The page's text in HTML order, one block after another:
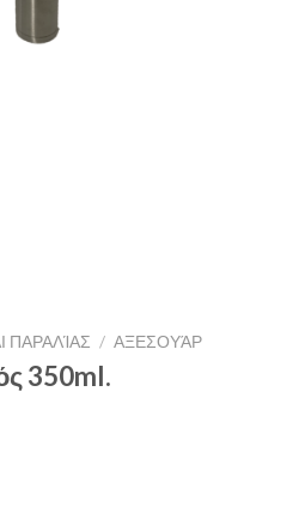
ΠΑΡΑΛΊΑΣ / ΑΞΕΣΟΥΆΡ
350ml.